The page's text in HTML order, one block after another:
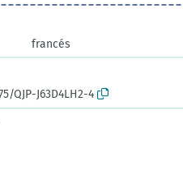
francés
QJP-J63D4LH2-4